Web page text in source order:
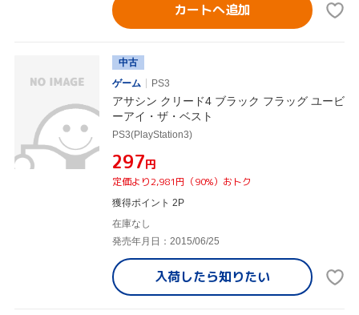
カートへ追加
中古
ゲーム
PS3
アサシン クリード4 ブラック フラッグ ユービ
ーアイ・ザ・ベスト
PS3(PlayStation3)
¥297円
定価より2,981円（90%）おトク
獲得ポイント 2P
在庫なし
発売年月日：2015/06/25
入荷したら知りたい